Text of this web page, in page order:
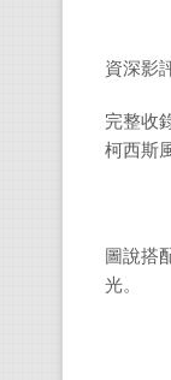
資深影
完整收
柯西斯
圖說搭
光。